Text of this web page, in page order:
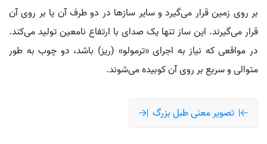
بر روی زمین قرار می‌گیرد و سایر سازها در دو طرف آن یا بر روی آن
قرار می‌گیرند. این ساز تنها یک صدای با ارتفاع نامعین تولید می‌کند.
در مواقعی که نیاز به اجرای «ترمولو» (ریز) باشد، دو چوب به طور
متوالی و سریع بر روی آن کوبیده می‌شوند.
تصویر معنی طبل بزرگ